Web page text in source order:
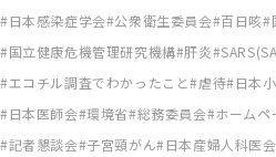
日本感染症学会 公衆衛生委員会 百日咳
国立健康危機管理研究機構 肝炎
エコチル調査でわかったこと 虐待 日本
日本医師会 環境省 総務委員会 ホームペ
記者懇談会 子宮頸がん 日本産婦人科医会